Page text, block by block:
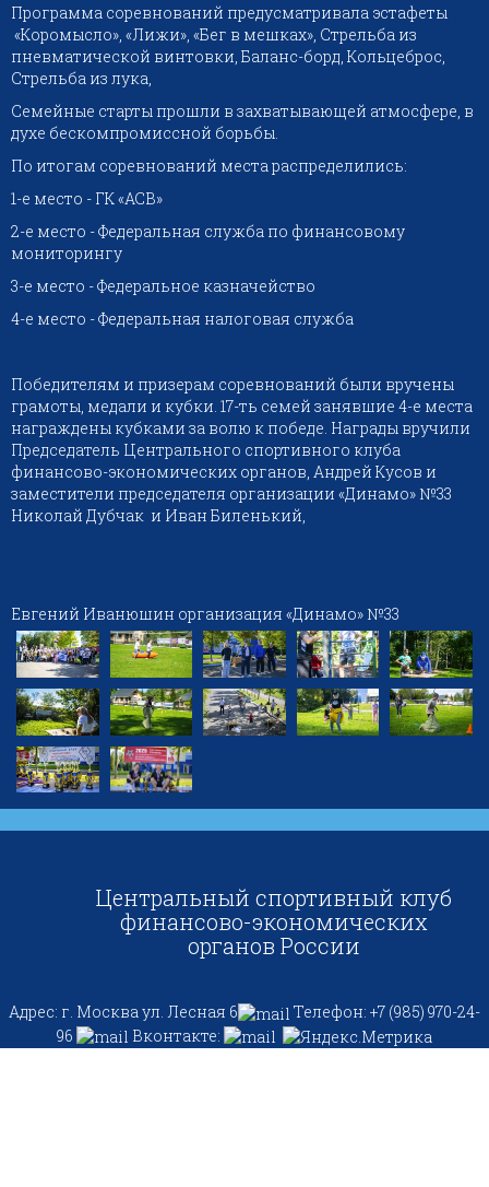
Программа соревнований предусматривала эстафеты
«Коромысло», «Лижи», «Бег в мешках», Стрельба из
пневматической винтовки, Баланс-борд, Кольцеброс,
Стрельба из лука,
Семейные старты прошли в захватывающей атмосфере, в
духе бескомпромиссной борьбы.
По итогам соревнований места распределились:
1-е место - ГК «АСВ»
2-е место - Федеральная служба по финансовому
мониторингу
3-е место - Федеральное казначейство
4-е место - Федеральная налоговая служба
Победителям и призерам соревнований были вручены
грамоты, медали и кубки. 17-ть семей занявшие 4-е места
награждены кубками за волю к победе. Награды вручили
Председатель Центрального спортивного клуба
финансово-экономических органов, Андрей Кусов и
заместители председателя организации «Динамо» №33
Николай Дубчак и Иван Биленький,
Евгений Иванюшин организация «Динамо» №33
Центральный спортивный клуб
финансово-экономических
органов России
Адрес: г. Москва ул. Лесная 6
Телефон: +7 (985) 970-24-
96
Вконтакте: